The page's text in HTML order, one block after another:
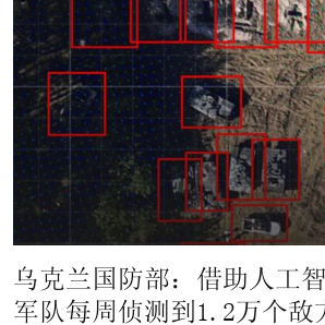
乌克兰国防部：借助人工
军队每周侦测到1.2万个敌